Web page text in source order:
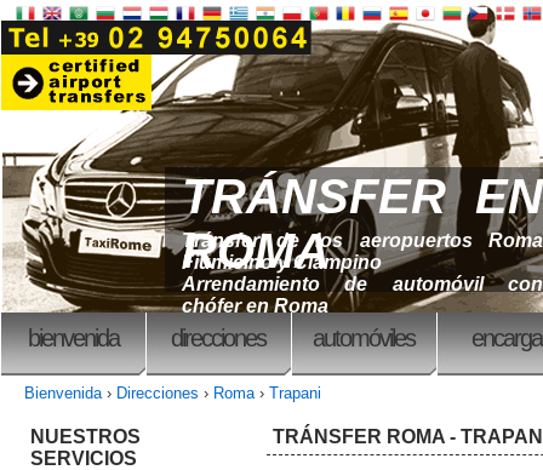
TRÁNSFER EN
ROMA
Tránsfer de los aeropuertos Roma
Fiumicino y Ciampino
Arrendamiento de automóvil con
chófer en Roma
bienvenida direcciones automóviles
Bienvenida› Direcciones › Roma› Trapani
TRÁNSFER ROMA -
NUESTROS
SERVICIOS